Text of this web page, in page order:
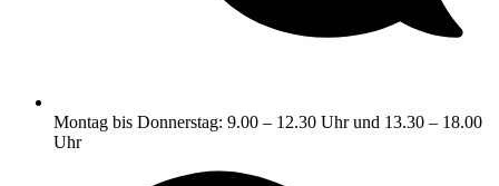
Montag bis Donnerstag: 9.00 – 12.30 Uhr und 13.30 – 18.00
Uhr